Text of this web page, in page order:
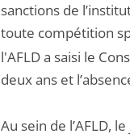
sanctions de
toute compétition
l'AFLD a saisi le
deux ans et
Au sein de l’AFLD,